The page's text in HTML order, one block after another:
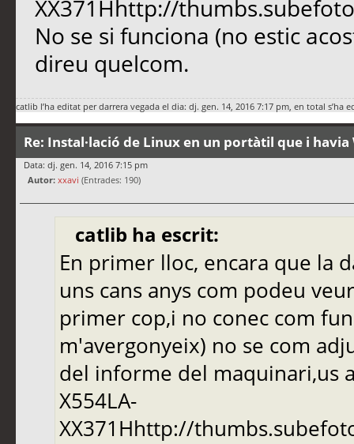
XX371Hhttp://
No se si funciona (no estic
direu quelcom.
catlib l’ha editat per darrera vegada el dia: dj. gen. 14, 2016 7:17 pm, en total s’ha
Re: Instal·lació de Linux en un portàtil que i havia
Data: dj. gen. 14, 2016 7:15 pm
Autor: xxavi (Entrades: 190)
catlib ha escrit:
En primer lloc, encara que la
uns cans anys com podeu
primer cop,i no conec com
m'avergonyeix) no se com
del informe del maquinari,us
X554LA-
XX371Hhttp://